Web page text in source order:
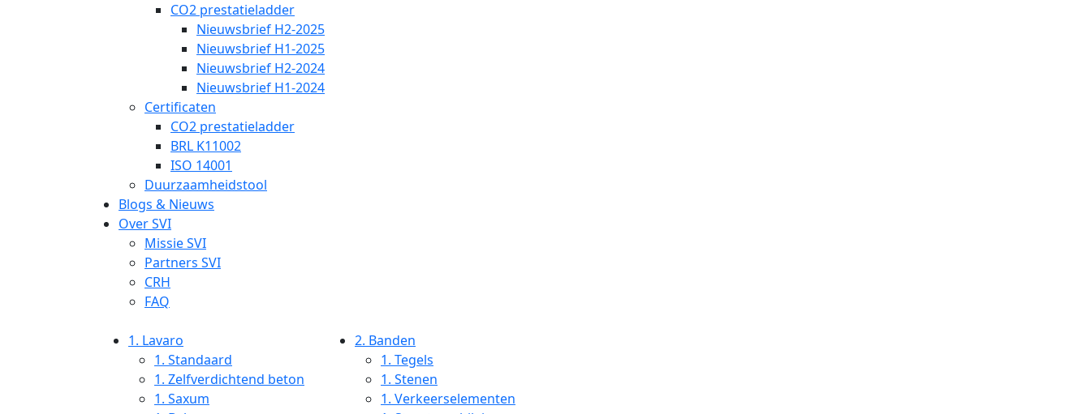
CO2 prestatieladder
Nieuwsbrief H2-2025
Nieuwsbrief H1-2025
Nieuwsbrief H2-2024
Nieuwsbrief H1-2024
Certificaten
CO2 prestatieladder
BRL K11002
ISO 14001
Duurzaamheidstool
Blogs & Nieuws
Over SVI
Missie SVI
Partners SVI
CRH
FAQ
1. Lavaro
1. Standaard
1. Zelfverdichtend beton
1. Saxum
2. Banden
1. Tegels
1. Stenen
1. Verkeerselementen